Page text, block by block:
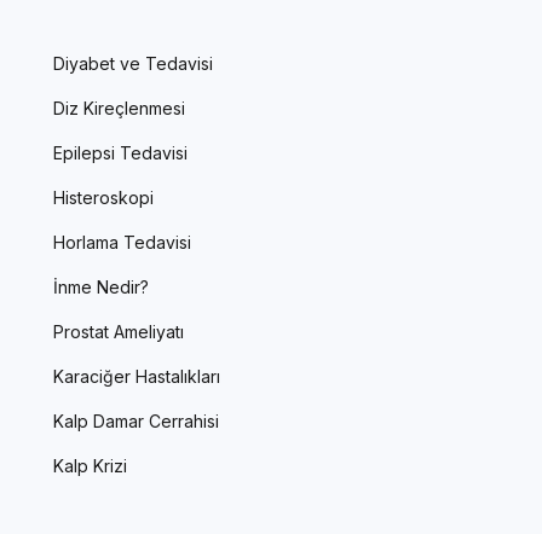
Diyabet ve Tedavisi
Diz Kireçlenmesi
Epilepsi Tedavisi
Histeroskopi
Horlama Tedavisi
İnme Nedir?
Prostat Ameliyatı
Karaciğer Hastalıkları
Kalp Damar Cerrahisi
Kalp Krizi